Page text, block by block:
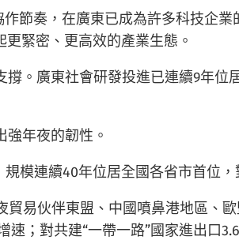
節奏，在廣東已成為許多科技企
更緊密、更高效的產業生態。
。廣東社會研發投進已連續9年
年夜的韌性。
模連續40年位居全國各省市首位
易伙伴東盟、中國噴鼻港地區、
；對共建“一帶一路”國家進出口